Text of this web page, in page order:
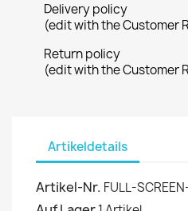
Delivery policy
(edit with the Customer
Return policy
(edit with the Customer
Artikeldetails
Artikel-Nr. FULL-